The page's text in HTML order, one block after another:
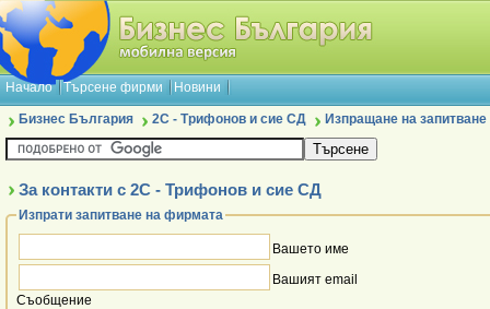
Начало Търсене фирми Новини
Бизнес България 2С - Трифонов и сие СД Изпращане на запитване
За контакти с 2С - Трифонов и сие СД
Изпрати запитване на фирмата
Вашето име
Вашият email
Съобщение